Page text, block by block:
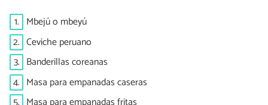
1. Mbejú o mbeyú
2. Ceviche peruano
3. Banderillas coreanas
4. Masa para empanadas caseras